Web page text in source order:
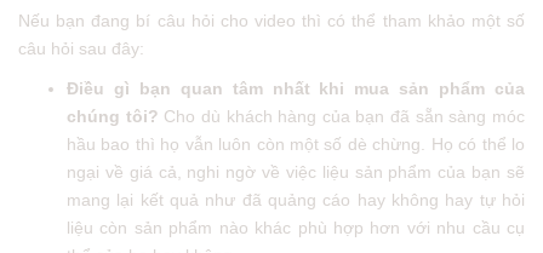
Nếu bạn đang bí câu hỏi cho video thì có thể tham khảo một số
câu hỏi sau đây:
Điều gì bạn quan tâm nhất khi mua sản phẩm của
chúng tôi? Cho dù khách hàng của bạn đã sẵn sàng móc
hầu bao thì họ vẫn luôn còn một số dè chừng. Họ có thể lo
ngại về giá cả, nghi ngờ về việc liệu sản phẩm của bạn sẽ
mang lại kết quả như đã quảng cáo hay không hay tự hỏi
liệu còn sản phẩm nào khác phù hợp hơn với nhu cầu cụ